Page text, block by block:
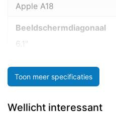
Apple A18
Beeldschermdiagonaal
6.1"
Toon meer specificaties
Wellicht interessant